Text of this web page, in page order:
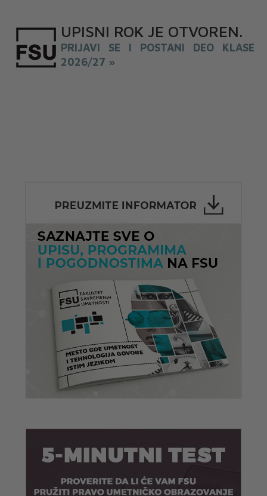
UPISNI ROK JE OTVOREN.
PRIJAVI SE I POSTANI DEO KLASE
2026/27 »